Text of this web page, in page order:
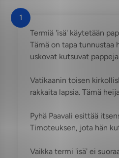
1
Termiä 'isä' käytetään
Tämä on tapa tunnustaa
uskovat kutsuvat
Vatikaanin toisen
rakkaita lapsia. Tämä
Pyhä Paavali esittää
Timoteuksen, jota hän
Vaikka termi 'isä' ei